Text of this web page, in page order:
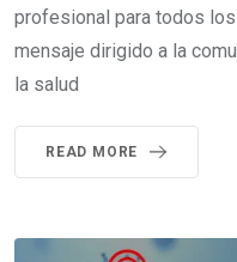
profesional para todos
mensaje dirigido a la
la salud
READ MORE